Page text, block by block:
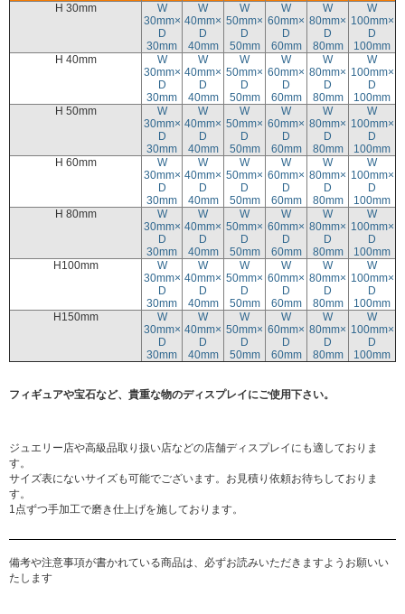
H 30mm
W
30mm×
D
30mm
W
40mm×
D
40mm
W
50mm×
D
50mm
W
60mm×
D
60mm
W
80mm×
D
80mm
W
100mm×
D
100mm
H 40mm
W
30mm×
D
30mm
W
40mm×
D
40mm
W
50mm×
D
50mm
W
60mm×
D
60mm
W
80mm×
D
80mm
W
100mm×
D
100mm
H 50mm
W
30mm×
D
30mm
W
40mm×
D
40mm
W
50mm×
D
50mm
W
60mm×
D
60mm
W
80mm×
D
80mm
W
100mm×
D
100mm
H 60mm
W
30mm×
D
30mm
W
40mm×
D
40mm
W
50mm×
D
50mm
W
60mm×
D
60mm
W
80mm×
D
80mm
W
100mm×
D
100mm
H 80mm
W
30mm×
D
30mm
W
40mm×
D
40mm
W
50mm×
D
50mm
W
60mm×
D
60mm
W
80mm×
D
80mm
W
100mm×
D
100mm
H100mm
W
30mm×
D
30mm
W
40mm×
D
40mm
W
50mm×
D
50mm
W
60mm×
D
60mm
W
80mm×
D
80mm
W
100mm×
D
100mm
H150mm
W
30mm×
D
30mm
W
40mm×
D
40mm
W
50mm×
D
50mm
W
60mm×
D
60mm
W
80mm×
D
80mm
W
100mm×
D
100mm
フィギュアや宝石など、貴重な物のディスプレイにご使用下さい。
ジュエリー店や高級品取り扱い店などの店舗ディスプレイにも適しておりま
す。
サイズ表にないサイズも可能でございます。お見積り依頼お待ちしておりま
す。
1点ずつ手加工で磨き仕上げを施しております。
備考や注意事項が書かれている商品は、必ずお読みいただきますようお願いい
たします